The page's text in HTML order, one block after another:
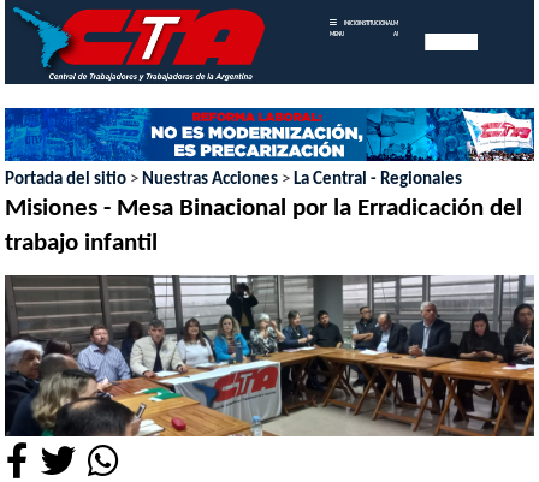
MENU
INICIOINSTITUCIONAL MEMORIAS
ANUALES
Portada del sitio > Nuestras Acciones > La Central - Regionales
Misiones - Mesa Binacional por la Erradicación del
trabajo infantil